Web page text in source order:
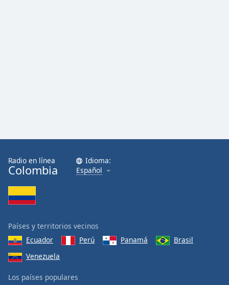
Radio en línea
Colombia
Idioma:
Español
Países y territorios vecinos
Ecuador
Perú Panamá
Brasil
Venezuela
Los países populares